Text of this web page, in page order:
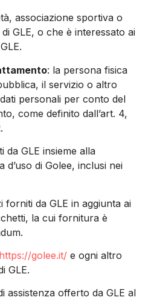
associazione sportiva o
GLE, o che è interessato ai
: la persona fisica
il servizio o altro
personali per conto del
come definito dall’art. 4,
da GLE insieme alla
d’uso di Golee, inclusi nei
forniti da GLE in aggiunta ai
la cui fornitura è
https://golee.it/ e ogni altro
GLE.
assistenza offerto da GLE al